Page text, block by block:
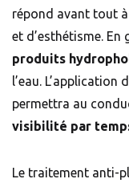
répond avant tout
et d’esthétisme.
produits
l’eau.
permettra au
visibilité par
Le traitement anti-